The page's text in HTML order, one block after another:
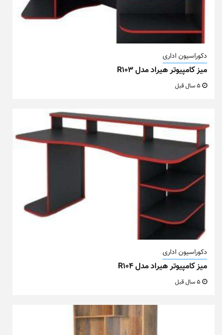
دکوراسیون اداری
میز کامپیوتر هیراد مدل R103
دکوراسیون اداری
میز کامپیوتر هیراد مدل R104